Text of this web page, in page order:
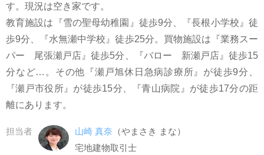
す。現況は空き家です。
教育施設は『雪の聖母幼稚園』徒歩9分、『長根小学校』徒
歩9分、『水無瀬中学校』徒歩25分。買物施設は『業務スー
パー 尾張瀬戸店』徒歩5分、『バロー 新瀬戸店』徒歩15
分など…。その他『瀬戸旭休日急病診療所』が徒歩9分、
『瀬戸市役所』が徒歩15分、『青山病院』が徒歩17分の距
離にあります。
担当者 山崎 真奈 （やまさき まな）
宅地建物取引士